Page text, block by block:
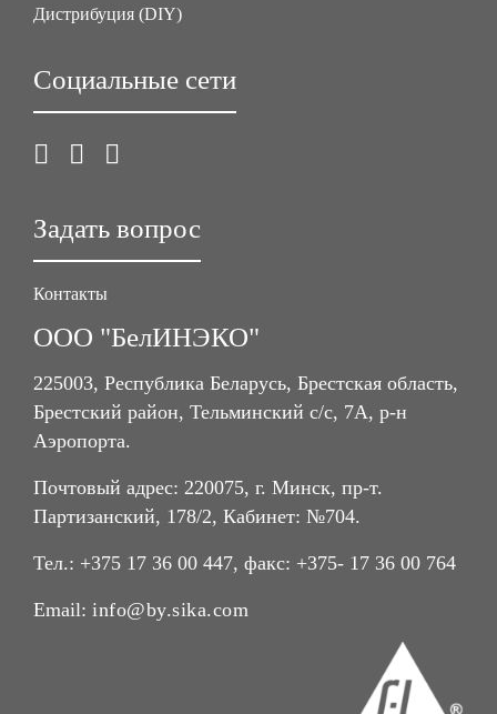
Дистрибуция (DIY)
Социальные сети
Задать вопрос
Контакты
ООО "БелИНЭКО"
225003, Республика Беларусь, Брестская область,
Брестский район, Тельминский с/с, 7А, р-н
Аэропорта.
Почтовый адрес: 220075, г. Минск, пр-т.
Партизанский, 178/2, Кабинет: №704.
Тел.: +375 17 36 00 447, факс: +375- 17 36 00 764
Email: info@by.sika.com